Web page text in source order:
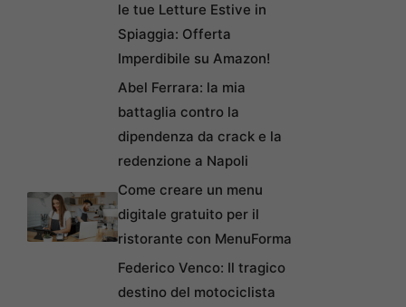
le tue Letture Estive in
Spiaggia: Offerta
Imperdibile su Amazon!
Abel Ferrara: la mia
battaglia contro la
dipendenza da crack e la
redenzione a Napoli
Come creare un menu
digitale gratuito per il
ristorante con MenuForma
Federico Venco: Il tragico
destino del motociclista